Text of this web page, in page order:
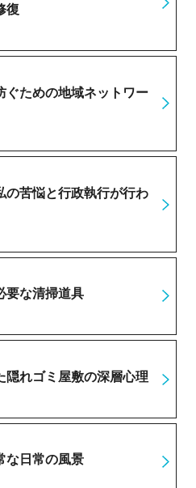
復
ぐための地域ネットワー
の苦悩と行政執行が行わ
要な清掃道具
隠れゴミ屋敷の深層心理
な日常の風景